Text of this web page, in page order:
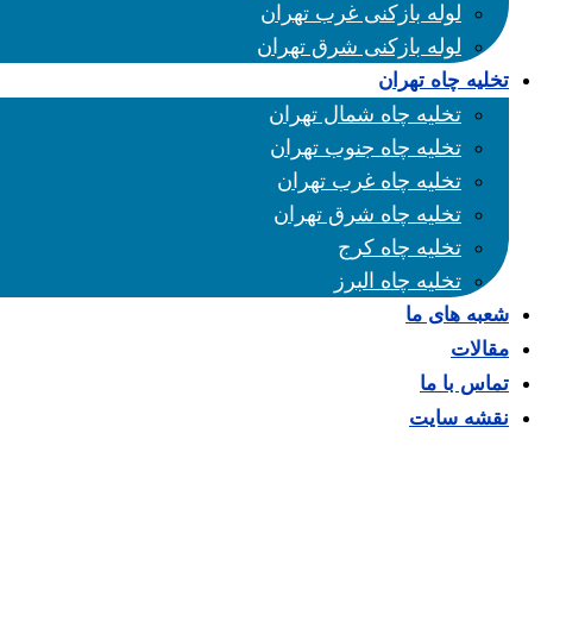
لوله بازکنی غرب تهران
لوله بازکنی شرق تهران
تخلیه چاه تهران
تخلیه چاه شمال تهران
تخلیه چاه جنوب تهران
تخلیه چاه غرب تهران
تخلیه چاه شرق تهران
تخلیه چاه کرج
تخلیه چاه البرز
شعبه های ما
مقالات
تماس با ما
نقشه سایت